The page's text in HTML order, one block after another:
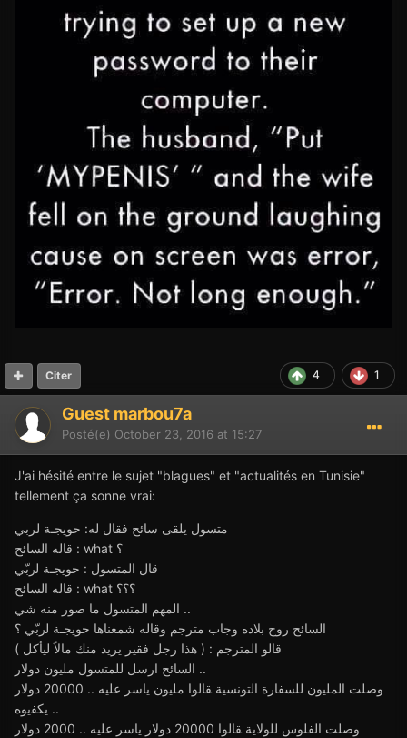
4 1
Citer
Guest marbou7a
Posté(e) October 23, 2016 at 15:27
J'ai hésité entre le sujet "blagues" et "actualités en Tunisie"
tellement ça sonne vrai:
ﻣﺘﺴﻮﻝ ﻳﻠﻘﻰ ﺳﺎﺋﺢ ﻓﻘﺎل له: حويجـة لربي
ﻗﺎﻟﻪ ﺍﻟﺴﺎﺋﺢ : what ؟
ﻗﺎﻝ ﺍﻟﻤﺘﺴﻮﻝ : حويجـة ﻟربّي
ﻗﺎﻟﻪ ﺍﻟﺴﺎﺋﺢ : what ؟؟؟
ﺍﻟﻤﻬﻢ ﺍﻟﻤﺘﺴﻮﻝ ﻣﺎ ﺻﻮﺭ ﻣﻨﻪ ﺷﻲ ..
ﺍﻟﺴﺎﺋﺢ ﺭﻭﺡ ﺑﻼﺩﻩ ﻭﺟﺎﺏ ﻣﺘﺮﺟﻢ ﻭﻗﺎﻟﻪ شمعناها حويجـة ﻟربّي ؟
قالو المترجم : ( ﻫﺬﺍ ﺭﺟﻞ ﻓﻘﻴﺮ ﻳﺮﻳﺪ ﻣﻨﻚ ﻣﺎﻻً ﻟﻴﺄﻛﻞ )
ﺍﻟﺴﺎﺋﺢ ﺍﺭﺳﻞ ﻟﻠﻤﺘﺴﻮﻝ ﻣﻠﻴﻮﻥ ﺩﻭﻻﺭ ..
ﻭﺻﻠﺖ ﺍﻟﻤﻠﻴﻮﻥ ﻟﻠﺴﻔﺎﺭﺓ ﺍﻟﺘﻮﻧﺴﻴﺔ ﻘﺎﻟﻮﺍ ﻣﻠﻴﻮﻥ ﻳﺎﺳﺮ ﻋﻠﻴﻪ .. 20000 ﺩﻭﻻﺭ
ﻳﻜﻔيوه ..
ﻭﺻﻠﺖ ﺍﻟﻔﻠﻮﺱ ﻟﻠﻮﻻﻳﺔ ﻘﺎﻟﻮﺍ 20000 ﺩﻭﻻﺭ ﻳﺎﺳﺮ ﻋﻠﻴﻪ .. 2000 ﺩﻭﻻﺭ